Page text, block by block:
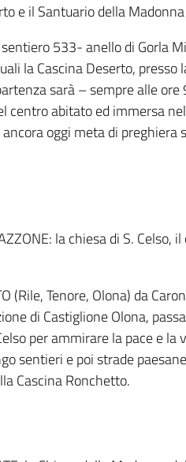
e il Santuario della Madonna
533- anello di Gorla
la Cascina Deserto,
sarà – sempre alle
centro abitato ed immersa
oggi meta di
la chiesa di S. Celso,
(Rile, Tenore, Olona) da
di Castiglione Olona,
per ammirare la pace e
sentieri e poi strade
Cascina Ronchetto.